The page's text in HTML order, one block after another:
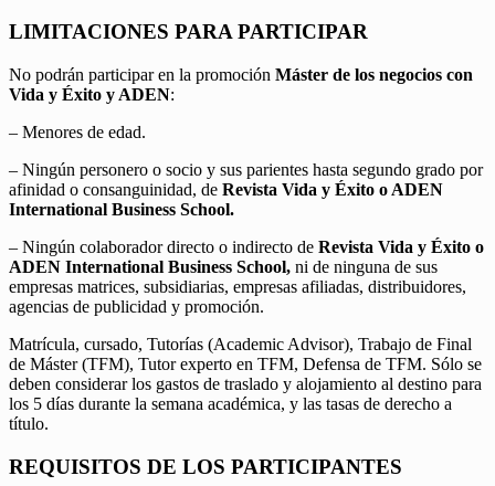
LIMITACIONES PARA PARTICIPAR
No podrán participar en la promoción Máster de los negocios con
Vida y Éxito y ADEN:
– Menores de edad.
– Ningún personero o socio y sus parientes hasta segundo grado por
afinidad o consanguinidad, de Revista Vida y Éxito o ADEN
International Business School.
– Ningún colaborador directo o indirecto de Revista Vida y Éxito o
ADEN International Business School, ni de ninguna de sus
empresas matrices, subsidiarias, empresas afiliadas, distribuidores,
agencias de publicidad y promoción.
Matrícula, cursado, Tutorías (Academic Advisor), Trabajo de Final
de Máster (TFM), Tutor experto en TFM, Defensa de TFM. Sólo se
deben considerar los gastos de traslado y alojamiento al destino para
los 5 días durante la semana académica, y las tasas de derecho a
título.
REQUISITOS DE LOS PARTICIPANTES